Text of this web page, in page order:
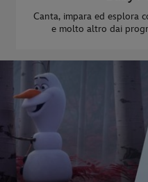
Canta, impara ed esplora
e molto altro dai